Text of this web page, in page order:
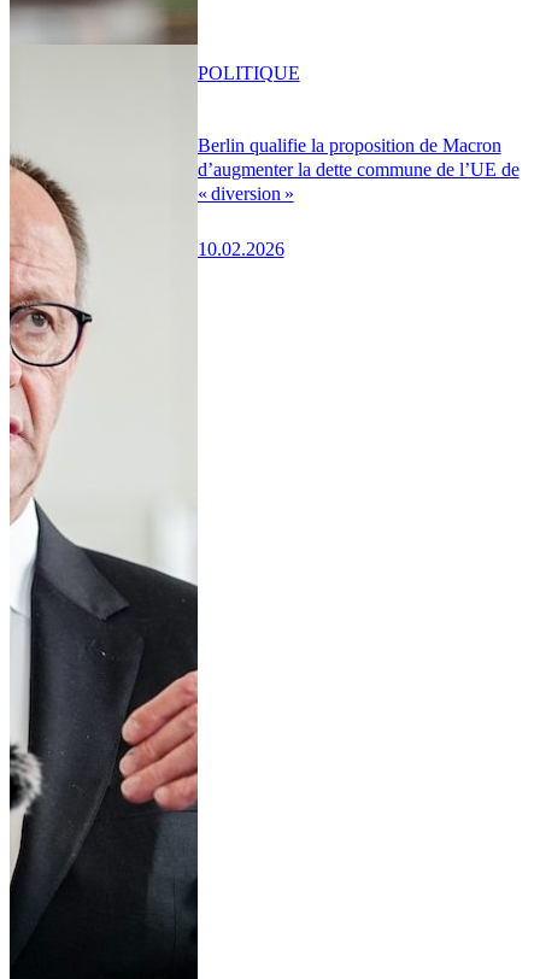
Berlin qualifie la proposition de Macron
d’augmenter la dette commune de l’UE de
« diversion »
10.02.2026
POLITIQUE